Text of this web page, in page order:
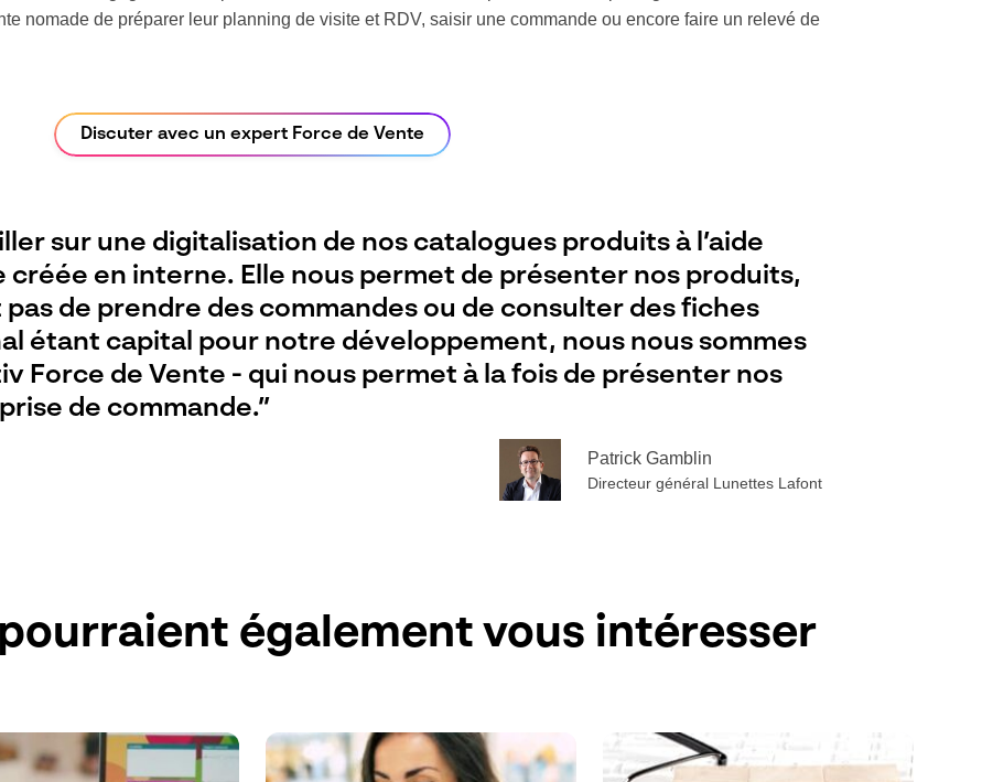
nomade de préparer leur planning de visite et RDV, saisir une commande ou encore faire un relevé de
Discuter avec un expert Force de Vente
sur une digitalisation de nos catalogues produits à l’aide
créée en interne. Elle nous permet de présenter nos produits,
de prendre des commandes ou de consulter des fiches
étant capital pour notre développement, nous nous sommes
Force de Vente - qui nous permet à la fois de présenter nos
de commande.”
Patrick Gamblin
Directeur général Lunettes Lafont
également vous intéresser